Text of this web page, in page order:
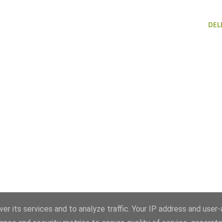
its services and to analyze traffic. Your IP address and